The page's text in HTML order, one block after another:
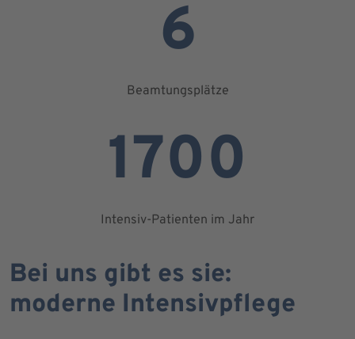
6
Beamtungsplätze
1700
Intensiv-Patienten im Jahr
Bei uns gibt es sie:
moderne Intensivpflege